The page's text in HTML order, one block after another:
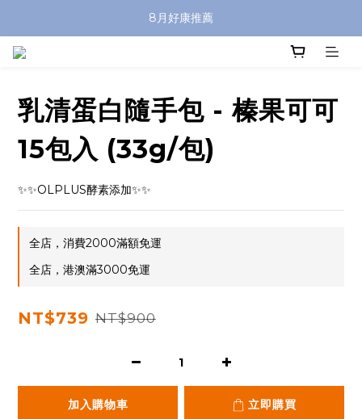
8月好康推薦
乳清蛋白隨手包 - 榛果可可
15包入 (33g/包)
✨✨OLPLUS酵素添加✨✨
全店，消費2000滿額免運
全店，港澳滿3000免運
NT$739 NT$900
加入購物車 立即購買